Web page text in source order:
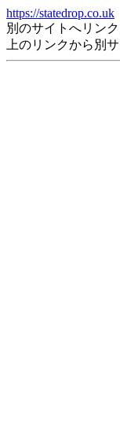
https://statedrop.co.uk
別のサイトへリン
上のリンクから別